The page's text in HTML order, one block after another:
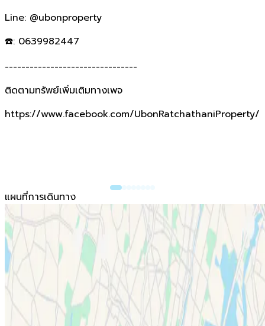
Line: @ubonproperty
☎️: 0639982447
--------------------------------
ติดตามทรัพย์เพิ่มเติมทางเพจ
https://www.facebook.com/UbonRatchathaniProperty/
แผนที่การเดินทาง